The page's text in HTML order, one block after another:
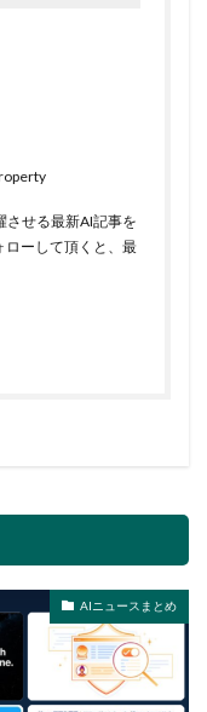
させる最新AI記事を
ローして頂くと、最
AIニュースまとめ